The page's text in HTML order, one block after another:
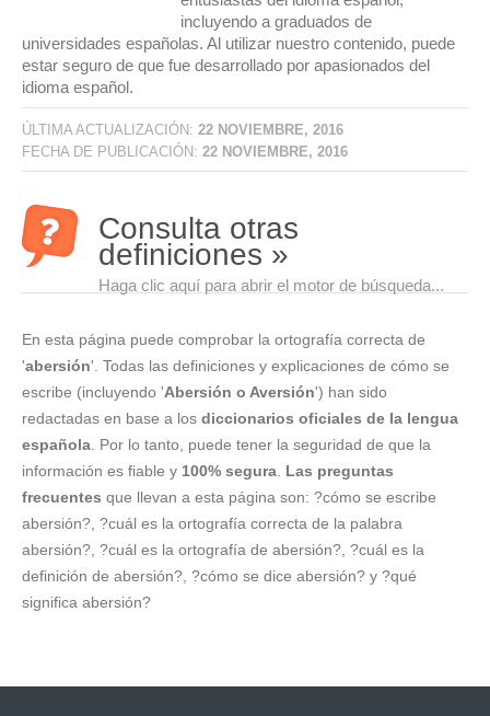
incluyendo a graduados de
universidades españolas. Al utilizar nuestro contenido, puede
estar seguro de que fue desarrollado por apasionados del
idioma español.
ÚLTIMA ACTUALIZACIÓN: 22 NOVIEMBRE, 2016
FECHA DE PUBLICACIÓN: 22 NOVIEMBRE, 2016
Consulta otras
definiciones »
Haga clic aquí para abrir el motor de búsqueda...
En esta página puede comprobar la ortografía correcta de
'abersión'. Todas las definiciones y explicaciones de cómo se
escribe (incluyendo 'Abersión o Aversión') han sido
redactadas en base a los diccionarios oficiales de la lengua
española . Por lo tanto, puede tener la seguridad de que la
información es fiable y 100% segura Las preguntas
frecuentes que llevan a esta página son: ?cómo se escribe
abersión?, ?cuál es la ortografía correcta de la palabra
abersión?, ?cuál es la ortografía de abersión?, ?cuál es la
definición de abersión?, ?cómo se dice abersión? y ?qué
significa abersión?